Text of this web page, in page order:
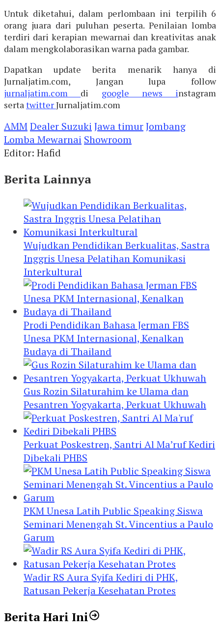
Untuk diketahui, dalam perlombaan ini terpilih 6
orang juara dari puluhan peserta. Penilaian lomba
terdiri dari kerapian mewarnai dan kreativitas anak
dalam mengkolaborasikan warna pada gambar.
Dapatkan update berita menarik hanya di
Jurnaljatim.com, Jangan lupa follow
jurnaljatim.com di google news instagram
serta twitterJurnaljatim.com
AMMDealer Suzuki Jawa timurJombang
Lomba Mewarnai Showroom
Editor: Hafid
Berita Lainnya
Wujudkan Pendidikan Berkualitas, Sastra
Inggris Unesa Pelatihan Komunikasi
Interkultural
Prodi Pendidikan Bahasa Jerman FBS
Unesa PKM Internasional, Kenalkan
Budaya di Thailand
Gus Rozin Silaturahim ke Ulama dan
Pesantren Yogyakarta, Perkuat Ukhuwah
Perkuat Poskestren, Santri Al Ma’ruf Kediri
Dibekali PHBS
PKM Unesa Latih Public Speaking Siswa
Seminari Menengah St. Vincentius a Paulo
Garum
Wadir RS Aura Syifa Kediri di PHK,
Ratusan Pekerja Kesehatan Protes
Berita Hari Ini